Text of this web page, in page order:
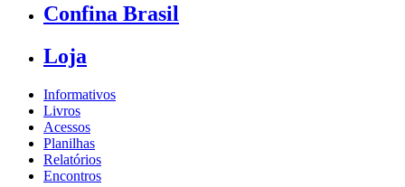
Confina Brasil
Loja
Informativos
Livros
Acessos
Planilhas
Relatórios
Encontros